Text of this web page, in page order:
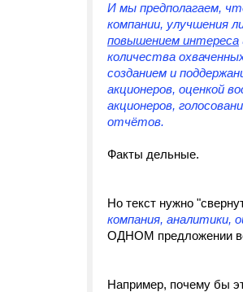
И мы предполагаем,
компании, улучшения
повышением интереса
количества
созданием и
акционеров, оценкой
акционеров,
отчётов.
Факты дельные.
Но текст нужно
компания, аналитики,
ОДНОМ предложении
Например, почему бы